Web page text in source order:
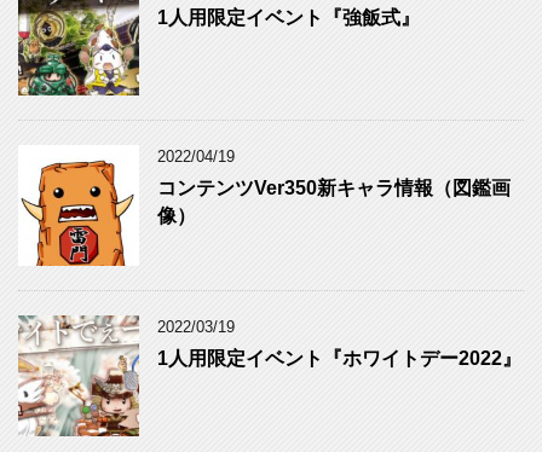
ー
1人用限定イベント『強飯式』
2022/04/19
コンテンツVer350新キャラ情報（図鑑画
像）
2022/03/19
1人用限定イベント『ホワイトデー2022』